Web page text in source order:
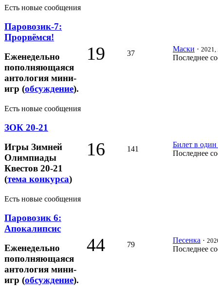
Есть новые сообщения
Паровозик-7:
Прорвёмся!
Еженедельно
пополняющаяся
антология мини-
игр (обсуждение).
19 37
Маски · 2021,
Последнее
Есть новые сообщения
ЗОК 20-21
Игры Зимней
Олимпиады
Квестов 20-21
(тема конкурса)
16 141
Билет в один
Последнее
Есть новые сообщения
Паровозик 6:
Апокалипсис
Еженедельно
пополняющаяся
антология мини-
игр (обсуждение).
44 79
Песенка ·
Последнее